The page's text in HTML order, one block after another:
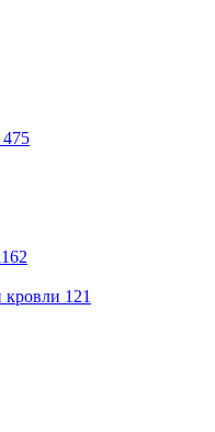
475
кровли 121